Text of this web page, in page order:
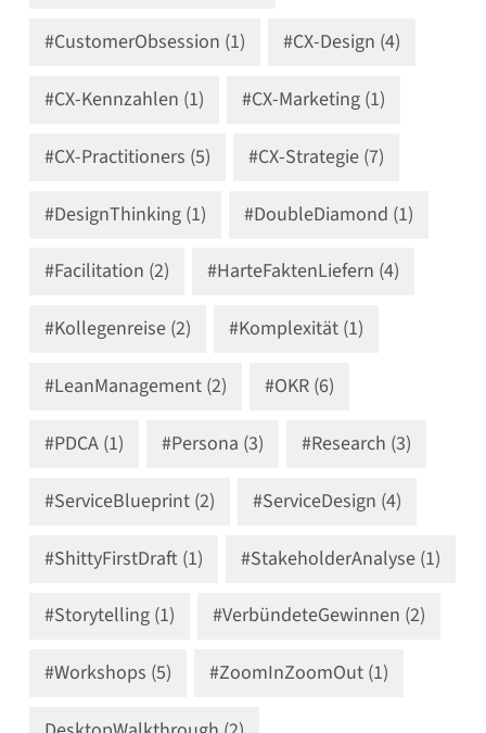
#CustomerObsession (1) #CX-Design (4)
#CX-Kennzahlen (1) #CX-Marketing (1)
#CX-Practitioners (5) #CX-Strategie (7)
#DesignThinking (1) #DoubleDiamond (1)
#Facilitation (2) #HarteFaktenLiefern (4)
#Kollegenreise (2) #Komplexität (1)
#LeanManagement (2) #OKR (6)
#PDCA (1) #Persona (3) #Research (3)
#ServiceBlueprint (2) #ServiceDesign (4)
#ShittyFirstDraft (1) #StakeholderAnalyse (1)
#Storytelling (1) #VerbündeteGewinnen (2)
#Workshops (5) #ZoomInZoomOut (1)